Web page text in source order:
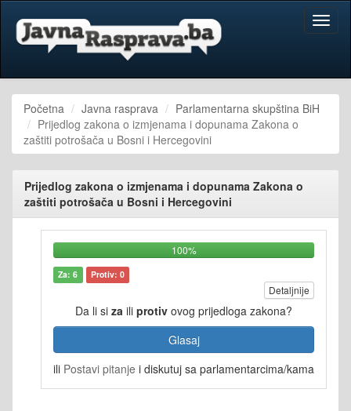
Početna Javna rasprava
Parlamentarna skupština BiH
Prijedlog zakona o izmjenama i dopunama Zakona o
zaštiti potrošača u Bosni i Hercegovini
Prijedlog zakona o izmjenama i dopunama Zakona o
zaštiti potrošača u Bosni i Hercegovini
100%
Za: 6 Protiv: 0
Detaljnije
Da li si za ili protiv ovog prijedloga zakona?
Glasaj
ili Postavi pitanje i diskutuj sa parlamentarcima/kama